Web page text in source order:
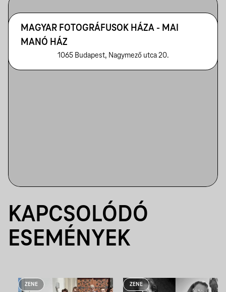
MAGYAR FOTOGRÁFUSOK HÁZA - MAI
MANÓ HÁZ
1065 Budapest, Nagymező utca 20.
KAPCSOLÓDÓ
ESEMÉNYEK
ZENE ZENE